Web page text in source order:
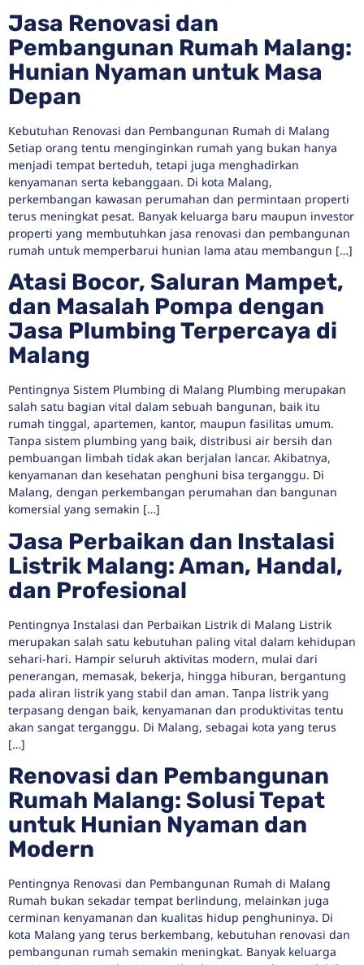
Jasa Renovasi dan
Pembangunan Rumah Malang:
Hunian Nyaman untuk Masa
Depan
Kebutuhan Renovasi dan Pembangunan Rumah di Malang
Setiap orang tentu menginginkan rumah yang bukan hanya
menjadi tempat berteduh, tetapi juga menghadirkan
kenyamanan serta kebanggaan. Di kota Malang,
perkembangan kawasan perumahan dan permintaan properti
terus meningkat pesat. Banyak keluarga baru maupun investor
properti yang membutuhkan jasa renovasi dan pembangunan
rumah untuk memperbarui hunian lama atau membangun […]
Atasi Bocor, Saluran Mampet,
dan Masalah Pompa dengan
Jasa Plumbing Terpercaya di
Malang
Pentingnya Sistem Plumbing di Malang Plumbing merupakan
salah satu bagian vital dalam sebuah bangunan, baik itu
rumah tinggal, apartemen, kantor, maupun fasilitas umum.
Tanpa sistem plumbing yang baik, distribusi air bersih dan
pembuangan limbah tidak akan berjalan lancar. Akibatnya,
kenyamanan dan kesehatan penghuni bisa terganggu. Di
Malang, dengan perkembangan perumahan dan bangunan
komersial yang semakin […]
Jasa Perbaikan dan Instalasi
Listrik Malang: Aman, Handal,
dan Profesional
Pentingnya Instalasi dan Perbaikan Listrik di Malang Listrik
merupakan salah satu kebutuhan paling vital dalam kehidupan
sehari-hari. Hampir seluruh aktivitas modern, mulai dari
penerangan, memasak, bekerja, hingga hiburan, bergantung
pada aliran listrik yang stabil dan aman. Tanpa listrik yang
terpasang dengan baik, kenyamanan dan produktivitas tentu
akan sangat terganggu. Di Malang, sebagai kota yang terus
[…]
Renovasi dan Pembangunan
Rumah Malang: Solusi Tepat
untuk Hunian Nyaman dan
Modern
Pentingnya Renovasi dan Pembangunan Rumah di Malang
Rumah bukan sekadar tempat berlindung, melainkan juga
cerminan kenyamanan dan kualitas hidup penghuninya. Di
kota Malang yang terus berkembang, kebutuhan renovasi dan
pembangunan rumah semakin meningkat. Banyak keluarga